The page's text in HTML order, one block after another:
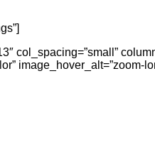
col_spacing=”small”
image_hover_alt=”zoom-